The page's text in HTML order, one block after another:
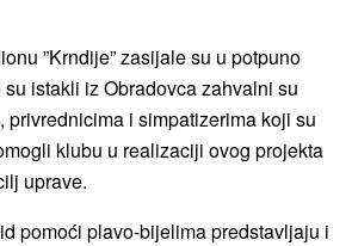
”Krndije” zasijale su u potpuno
istakli iz Obradovca zahvalni su
privrednicima i simpatizerima koji su
klubu u realizaciji ovog projekta
uprave.
pomoći plavo-bijelima predstavljaju i